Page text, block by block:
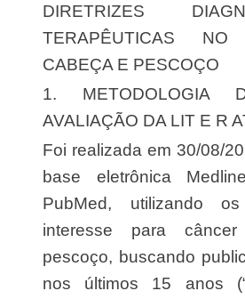
DIRETRIZES DIAGNÓSTICAS E
TERAPÊUTICAS
CABEÇA E PESCOÇO
1. METODOLOGIA DE BUSCA E
AVALIAÇÃO DA LIT E R
Foi realizada em 30/08/2014 uma busca na
base eletrônica
PubMed, utilizando
interesse para
pescoço, buscando
nos últimos 15 anos